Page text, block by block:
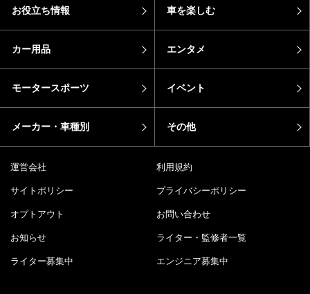
お役立ち情報 車を楽しむ
カー用品 エンタメ
モータースポーツ イベント
メーカー・車種別 その他
運営会社 利用規約
サイトポリシー プライバシーポリシー
オプトアウト お問い合わせ
お知らせ ライター・監修者一覧
ライター募集中 エンジニア募集中